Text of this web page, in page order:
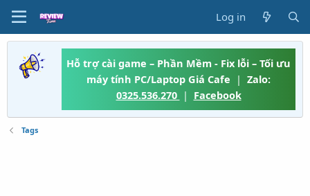
Log in
Hỗ trợ cài game – Phần Mềm - Fix lỗi – Tối ưu
máy tính PC/Laptop Giá Cafe | Zalo:
0325.536.270 | Facebook
Tags